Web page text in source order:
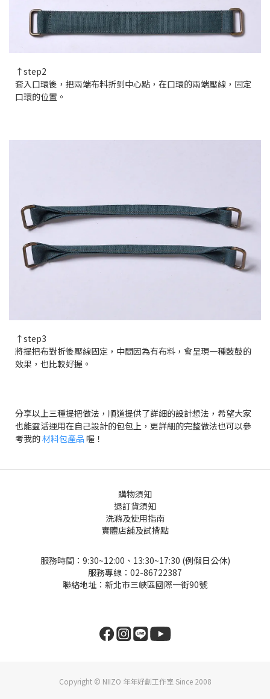
↑step2
套入口環後，把兩端布料折到中心點，在口環的兩端壓線，固定
口環的位置。
↑step3
將提把布對折後壓線固定，中間因為有布料，會呈現一種鼓鼓的
效果，也比較好握。
分享以上三種提把做法，順道提供了詳細的設計想法，希望大家
也能靈活運用在自己設計的包包上，更詳細的完整做法也可以參
考我的材料包產品 喔！
購物須知
退訂貨須知
洗滌及使用指南
實體店舖及試揹點
服務時間：9:30~12:00、13:30~17:30 (例假日公休)
服務專線：02-86722387
聯絡地址：新北市三峽區國際一街90號
Copyright © NIIZO 年年好創工作室 Since 2008